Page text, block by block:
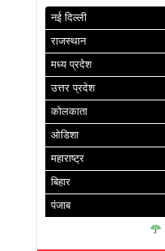
नई दिल्ली
राजस्थान
मध्य प्रदेश
उत्तर प्रदेश
कोलकाता
ओडिशा
महाराष्ट्र
बिहार
पंजाब